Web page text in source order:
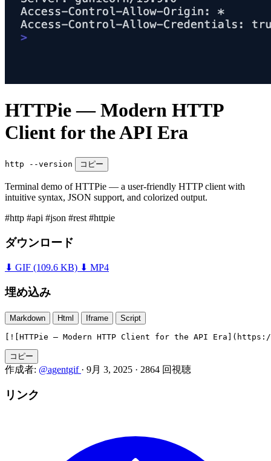
HTTPie — Modern HTTP
Client for the API Era
http --version コピー
Terminal demo of HTTPie — a user-friendly HTTP client with
intuitive syntax, JSON support, and colorized output.
#http #api #json #rest #httpie
ダウンロード
⬇ GIF (109.6 KB) ⬇ MP4
埋め込み
Markdown Html Iframe Script
[![HTTPie — Modern HTTP Client for the API
コピー
作成者: @agentgif · 9月 3, 2025 · 2864 回視聴
リンク